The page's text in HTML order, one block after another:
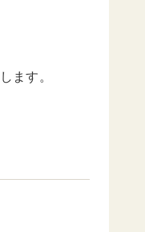
します。